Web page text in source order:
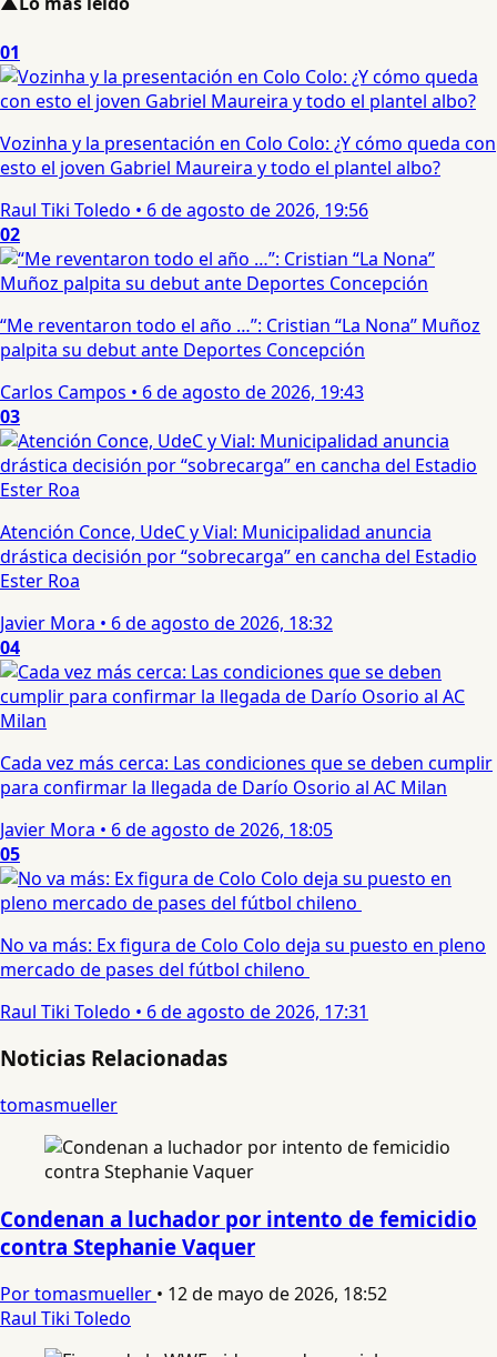
01
Vozinha y la presentación en Colo Colo: ¿Y cómo queda con
esto el joven Gabriel Maureira y todo el plantel albo?
Raul Tiki Toledo • 6 de agosto de 2026, 19:56
02
“Me reventaron todo el año …”: Cristian “La Nona” Muñoz
palpita su debut ante Deportes Concepción
Carlos Campos • 6 de agosto de 2026, 19:43
03
Atención Conce, UdeC y Vial: Municipalidad anuncia
drástica decisión por “sobrecarga” en cancha del Estadio
Ester Roa
Javier Mora • 6 de agosto de 2026, 18:32
04
Cada vez más cerca: Las condiciones que se deben cumplir
para confirmar la llegada de Darío Osorio al AC Milan
Javier Mora • 6 de agosto de 2026, 18:05
05
No va más: Ex figura de Colo Colo deja su puesto en pleno
mercado de pases del fútbol chileno
Raul Tiki Toledo • 6 de agosto de 2026, 17:31
Noticias Relacionadas
tomasmueller
Condenan a luchador por intento de femicidio
contra Stephanie Vaquer
Por tomasmueller • 12 de mayo de 2026, 18:52
Raul Tiki Toledo